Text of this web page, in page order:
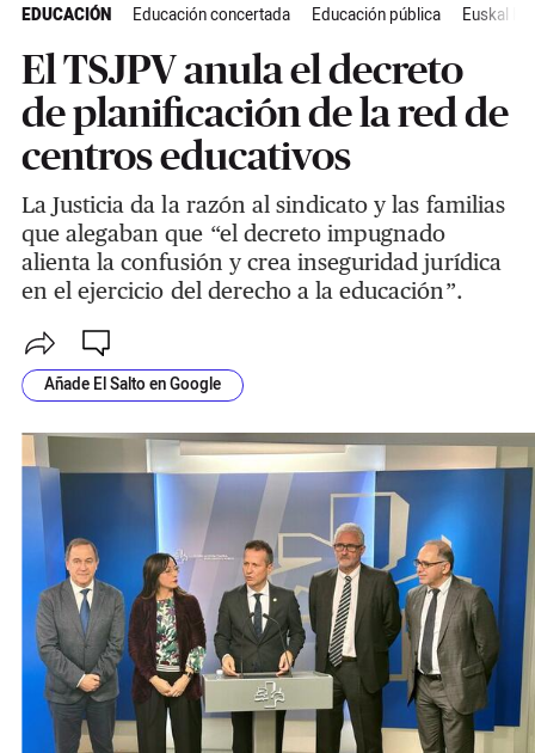
EDUCACIÓN Educación concertada Educación pública Euskal
El TSJPV anula el decreto
de planificación de la red de
centros educativos
La Justicia da la razón al sindicato y las familias
que alegaban que “el decreto impugnado
alienta la confusión y crea inseguridad jurídica
en el ejercicio del derecho a la educación”.
Añade El Salto en Google